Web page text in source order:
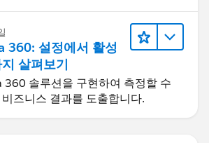
360: 설정에서 활성
살펴보기
360 솔루션을 구현하여 측정할 수
즈니스 결과를 도출합니다.